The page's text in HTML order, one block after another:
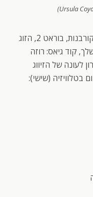
אזהרת טריגר, כנופיות גליסיה, משחק הקורבנות, בוראט 2, הזוג
קוד גיאס: רוזה
2024, פרק אחרון לעונה של הזיווג
בטלוויזיה (שישי):